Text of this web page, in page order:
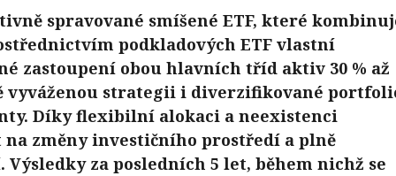
spravované smíšené ETF, které
podkladových ETF vlastní
zastoupení obou hlavních tříd aktiv 30 % až
vyváženou strategii i diverzifikované
Díky flexibilní alokaci a neexistenci
změny investičního prostředí a plně
za posledních 5 let, během nichž se